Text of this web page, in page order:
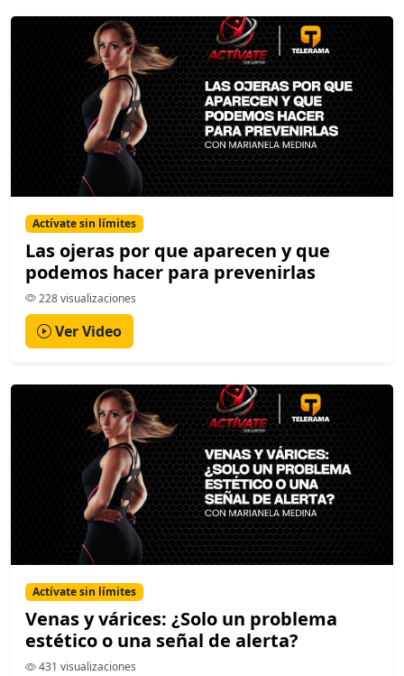
Actívate sin límites
Las ojeras por que aparecen y que
podemos hacer para prevenirlas
228 visualizaciones
Ver Video
Actívate sin límites
Venas y várices: ¿Solo un problema
estético o una señal de alerta?
431 visualizaciones